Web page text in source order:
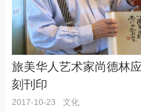
旅美华人艺术家尚德林
刻刊印
2017-10-23
文化